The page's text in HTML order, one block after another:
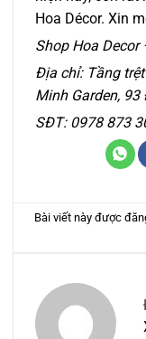
Hoa Décor. Xin
Shop Hoa
Địa chỉ: Tầng
Minh Garden,
SĐT: 0978 873
Bài viết này được